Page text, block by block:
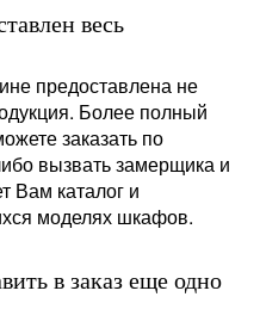
весь
предоставлена не
Более полный
заказать по
вызвать замерщика и
каталог и
моделях шкафов.
в заказ еще одно